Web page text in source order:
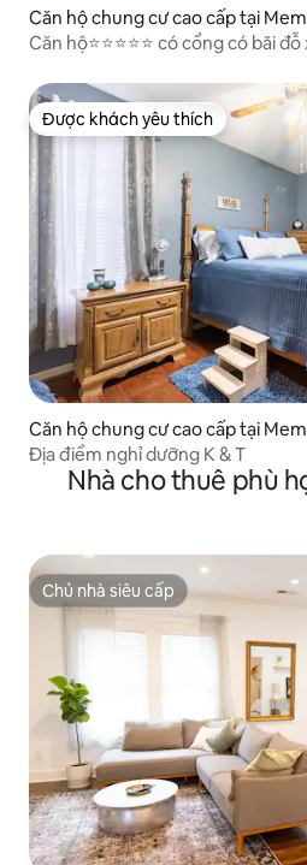
Căn hộ chung cư cao cấp tại
Căn hộ⭐️⭐️⭐️⭐️⭐️ có cổng có bãi đỗ
Được khách yêu thích
Được khách yêu thích
Căn hộ chung cư cao cấp tại
Địa điểm nghỉ dưỡng K & T
Nhà cho thuê phù
Chủ nhà siêu cấp
Chủ nhà siêu cấp